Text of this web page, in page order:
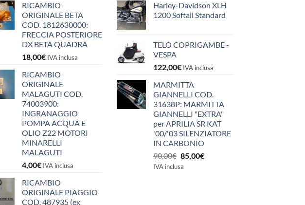
RICAMBIO
ORIGINALE BETA
COD. 1812630000:
FRECCIA POSTERIORE
DX BETA QUADRA
18,00€ IVA inclusa
RICAMBIO
ORIGINALE
MALAGUTI COD.
74003900:
INGRANAGGIO
POMPA ACQUA E
OLIO Z22 MOTORI
MINARELLI
MALAGUTI
4,00€ IVA inclusa
RICAMBIO
ORIGINALE PIAGGIO
COD. 487935 (ex
Harley-Davidson XLH
1200 Softail Standard
TELO COPRIGAMBE -
VESPA
122,00€ IVA inclusa
MARMITTA
GIANNELLI COD.
31638P: MARMITTA
GIANNELLI "EXTRA"
per APRILIA SR KAT
'00/'03 SILENZIATORE
IN CARBONIO
90,00€ Il
prezzo
85,00€Il
IVA inclusa